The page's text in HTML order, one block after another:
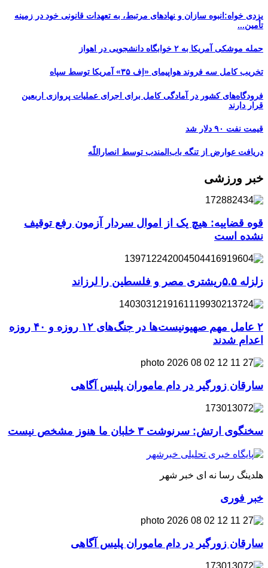
یزدی خواه:انبوه سازان و نهادهای مرتبط، به تعهدات قانونی خود در زمینه
تأمین...
حمله موشکی آمریکا به ۲ خوابگاه دانشجویی در اهواز
تخریب کامل سه فروند هواپیمای «اِف ۳۵» آمریکا توسط سپاه
فرودگاه‌های کشور در آمادگی کامل برای اجرای عملیات پروازی اربعین
قرار دارند
قیمت نفت ۹۰ دلار شد
دریافت عوارض از تنگه باب‌المندب توسط انصاراللّه
خبر ورزشی
قوه قضاییه: هیچ یک از اموال سردار آزمون رفع توقیف
نشده است
زلزله ۵.۵ریشتری مصر و فلسطین را لرزاند
۲ عامل مهم صهیونیست‌ها در جنگ‌های ۱۲ روزه و ۴۰ روزه
اعدام شدند
سارقان زورگیر در دام ماموران پلیس آگاهی
سخنگوی ارتش: سرنوشت ۳ خلبان ما هنوز مشخص نیست
هلدینگ رسا نه ای خبر شهر
خبر فوری
سارقان زورگیر در دام ماموران پلیس آگاهی